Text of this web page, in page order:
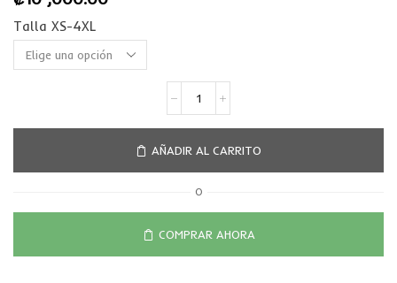
Talla XS-4XL
AÑADIR AL CARRITO
O
COMPRAR AHORA